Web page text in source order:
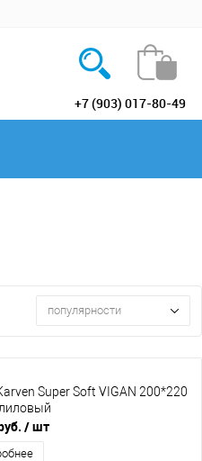
+7 (903) 017-80-49
популярности
Super Soft VIGAN 200*220
/ шт